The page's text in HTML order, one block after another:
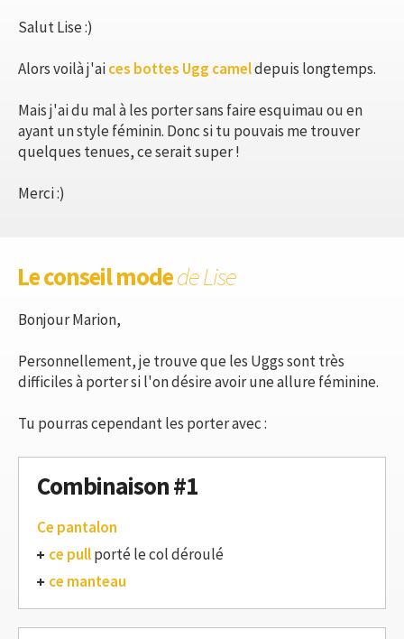
Salut Lise :)
Alors voilà j'aices bottes Ugg cameldepuis longtemps.
Mais j'ai du mal à les porter sans faire esquimau ou en
ayant un style féminin. Donc si tu pouvais me trouver
quelques tenues, ce serait super !
Merci :)
Le conseil modede Lise
Bonjour Marion,
Personnellement, je trouve que les Uggs sont très
difficiles à porter si l'on désire avoir une allure féminine.
Tu pourras cependant les porter avec :
Combinaison #1
Ce pantalon
ce pullporté le col déroulé
ce manteau